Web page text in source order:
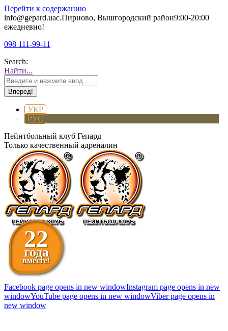
Перейти к содержанию
info@gepard.uaс.Пирново, Вышгородский район9:00-20:00
ежедневно!
098 111-99-11
Search:
Найти...
УКР
РУС
Пейнтбольный клуб Гепард
Только качественный адреналин
22
года
вместе!
Facebook page opens in new windowInstagram page opens in new
windowYouTube page opens in new windowViber page opens in
new window